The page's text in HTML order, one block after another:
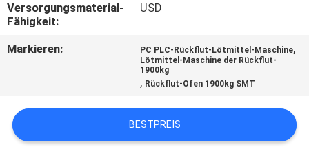
IN
VERBINDUNG
FORDERN
Versorgungsmaterial-
Fähigkeit:
USD
Markieren: PC PLC-Rückflut-Lötmittel-Maschine,
Lötmittel-Maschine der Rückflut-
1900kg
, Rückflut-Ofen 1900kg SMT
BESTPREIS